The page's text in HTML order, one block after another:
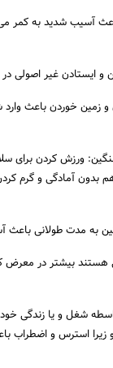
آسیب شدید به
غیر اصولی در
زمین خوردن باعث
ورزش کردن برای
بدون آمادگی و گرم
مدت طولانی باعث
هستند بیشتر در معرض
شغل و یا زندگی
زیرا استرس و اضطراب